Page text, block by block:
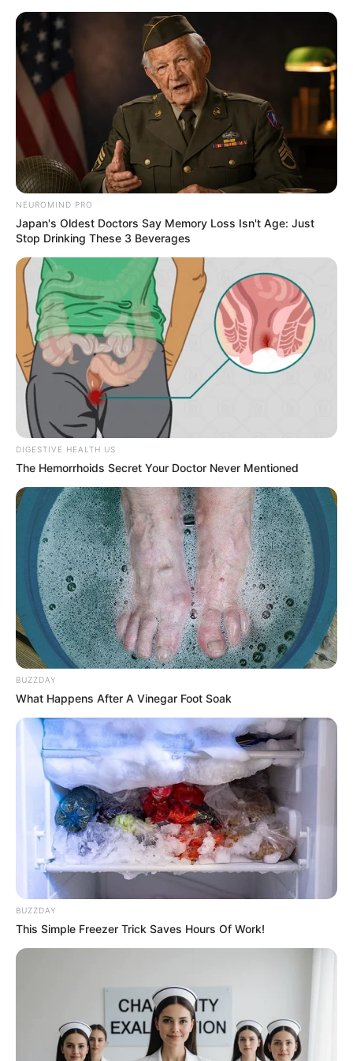
HOME
INSPIRASI
STYLE
FILM &
SERIES
NGAKAK
QUOTES
HYPE
MORE
HIBURAN
Urutan Nonton High and Low,
NEUROMIND PRO
Japan's Oldest Doctors Say Memory Loss Isn't Age: Just
Stop Drinking These 3 Beverages
DIGESTIVE HEALTH US
The Hemorrhoids Secret Your Doctor Never Mentioned
BUZZDAY
What Happens After A Vinegar Foot Soak
BUZZDAY
This Simple Freezer Trick Saves Hours Of Work!